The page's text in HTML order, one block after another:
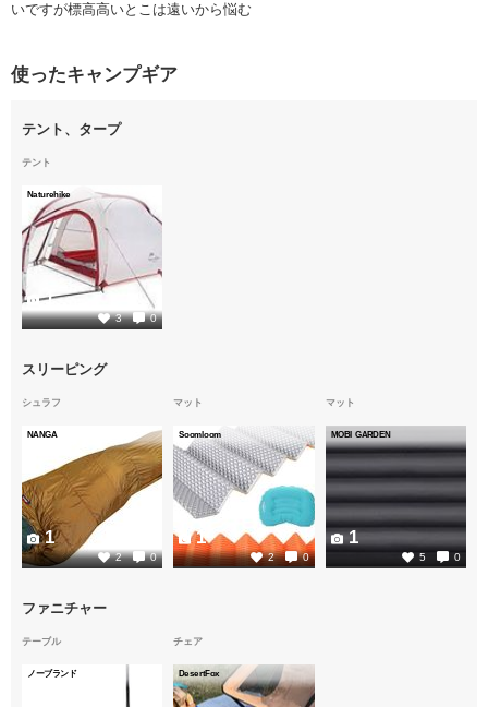
いですが標高高いとこは遠いから悩む
使ったキャンプギア
テント、タープ
テント
Naturehike
3 0
1
スリーピング
シュラフ
NANGA
2 0
1
マット
Soomloom
2 0
1
マット
MOBI GARDEN
5 0
1
ファニチャー
テーブル
ノーブランド
チェア
DesertFox